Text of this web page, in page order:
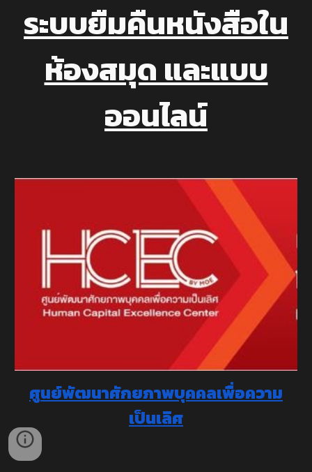
ระบบยืมคืนหนังสือใน
ห้องสมุด และแบบ
ออนไลน์
ศูนย์พัฒนาศักยภาพบุคคลเพื่อความ
เป็นเลิศ